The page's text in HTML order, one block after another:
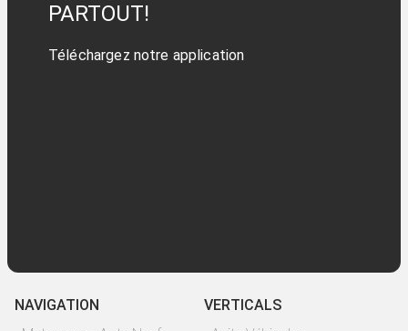
PARTOUT!
Téléchargez notre application
NAVIGATION
VERTICALS